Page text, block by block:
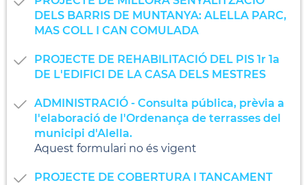
DELS BARRIS DE MUNTANYA: ALELLA PARC,
MAS COLL I CAN COMULADA
PROJECTE DE REHABILITACIÓ DEL PIS 1r 1a
DE L'EDIFICI DE LA CASA DELS MESTRES
ADMINISTRACIÓ - Consulta pública, prèvia a
l'elaboració de l'Ordenança de terrasses del
municipi d'Alella.
Aquest formulari no és vigent
PROJECTE DE COBERTURA I TANCAMENT